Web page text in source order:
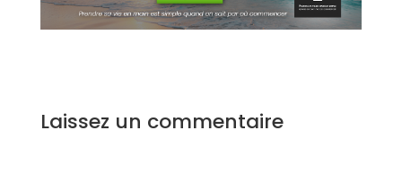
Laissez un commentaire